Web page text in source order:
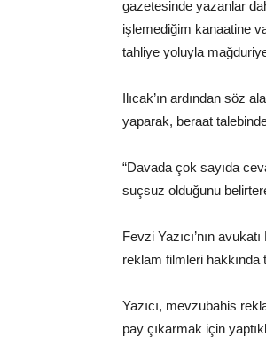
gazetesinde yazanlar
işlemediğim kanaatine
tahliye yoluyla
Ilıcak’ın ardından söz
yaparak, beraat
“Davada çok sayıda
suçsuz olduğunu
Fevzi Yazıcı’nın
reklam filmleri hakkında
Yazıcı, mevzubahis
pay çıkarmak için